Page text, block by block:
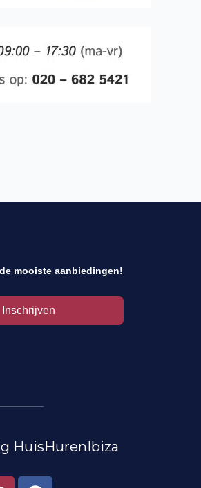
mooiste aanbiedingen!
Inschrijven
HuisHurenIbiza